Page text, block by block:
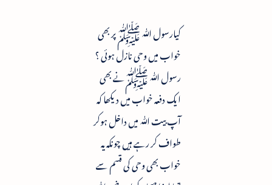
کیارسول ﷲ ﷺ پر بھی
خواب میں وحی نازل ہوئی ؟
رسول ﷲ ﷺنے بھی
ایک دفعہ خواب میں دیکھا کہ
آپ بیت ﷲ میں داخل ہوکر
طواف کر رہے ہیں چونکہ یہ
خواب بھی وحی کی قسم سے